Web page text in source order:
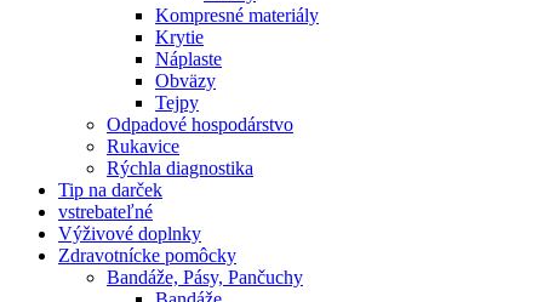
Kompresné materiály
Krytie
Náplaste
Obväzy
Tejpy
Odpadové hospodárstvo
Rukavice
Rýchla diagnostika
Tip na darček
vstrebateľné
Výživové doplnky
Zdravotnícke pomôcky
Bandáže, Pásy, Pančuchy